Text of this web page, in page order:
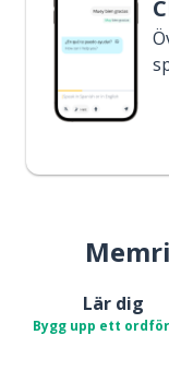
Lär dig
Bygg upp ett